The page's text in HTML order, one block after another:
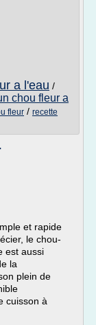
a l'eau /
chou fleur a
fleur / recette
et rapide
le chou-
est aussi
la
plein de
cuisson à